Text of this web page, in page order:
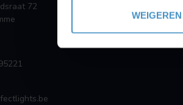
toestemming op elk
We gebruiken cookies
websiteverkeer te
verstrekt of die ze
WEIGEREN
72